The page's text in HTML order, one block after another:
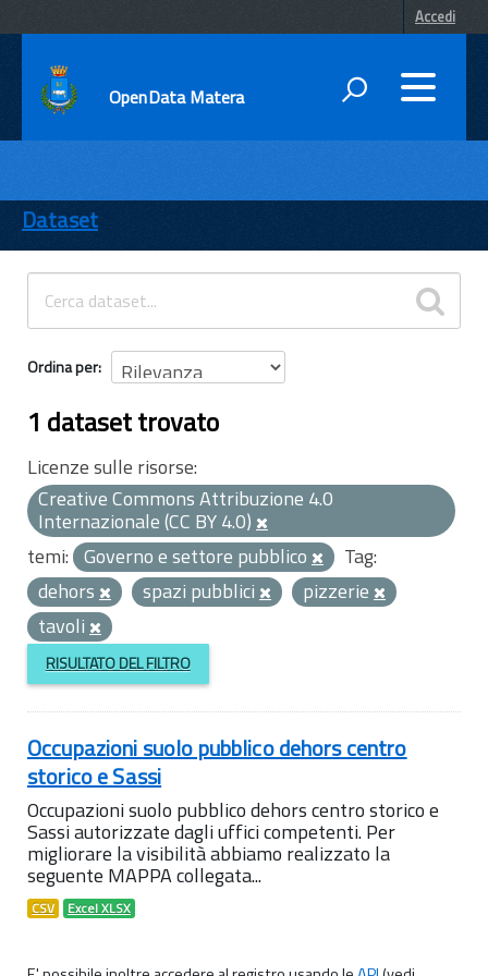
Accedi
OpenData Matera
ENTI
TEMI
INFORMAZIONI
Dataset
Ordina per
1 dataset trovato
Licenze sulle risorse:
Creative Commons Attribuzione 4.0
Internazionale (CC BY 4.0)
temi: Governo e settore pubblico
Tag:
dehors
spazi pubblici
pizzerie
tavoli
RISULTATO DEL FILTRO
Occupazioni suolo pubblico dehors centro
storico e Sassi
Occupazioni suolo pubblico dehors centro storico e
Sassi autorizzate dagli uffici competenti. Per
migliorare la visibilità abbiamo realizzato la
seguente MAPPA collegata...
CSV Excel XLSX